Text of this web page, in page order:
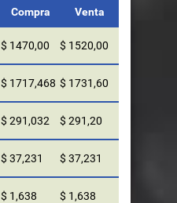
Compra Venta
$ 1470,00 $ 1520,00
$ 1717,468 $ 1731,60
$ 291,032 $ 291,20
$ 37,231 $ 37,231
$ 1,638 $ 1,638